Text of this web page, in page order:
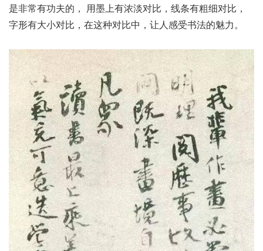
是非常有功夫的， 用墨上有浓淡对比，线条有粗细对比，
字形有大小对比，在这种对比中，让人感受书法的魅力。